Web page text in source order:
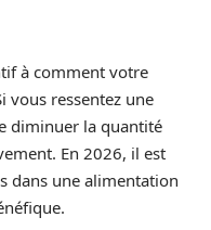
à comment votre
vous ressentez une
diminuer la quantité
En 2026, il est
dans une alimentation